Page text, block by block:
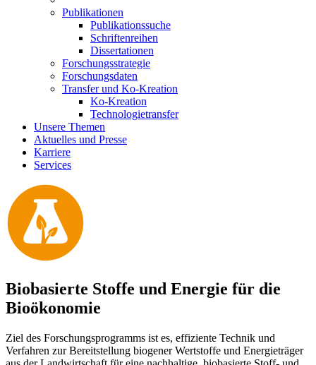
Publikationen
Publikationssuche
Schriftenreihen
Dissertationen
Forschungsstrategie
Forschungsdaten
Transfer und Ko-Kreation
Ko-Kreation
Technologietransfer
Unsere Themen
Aktuelles und Presse
Karriere
Services
Biobasierte Stoffe und Energie für die
Bioökonomie
Ziel des Forschungsprogramms ist es, effiziente Technik und
Verfahren zur Bereitstellung biogener Wertstoffe und Energieträger